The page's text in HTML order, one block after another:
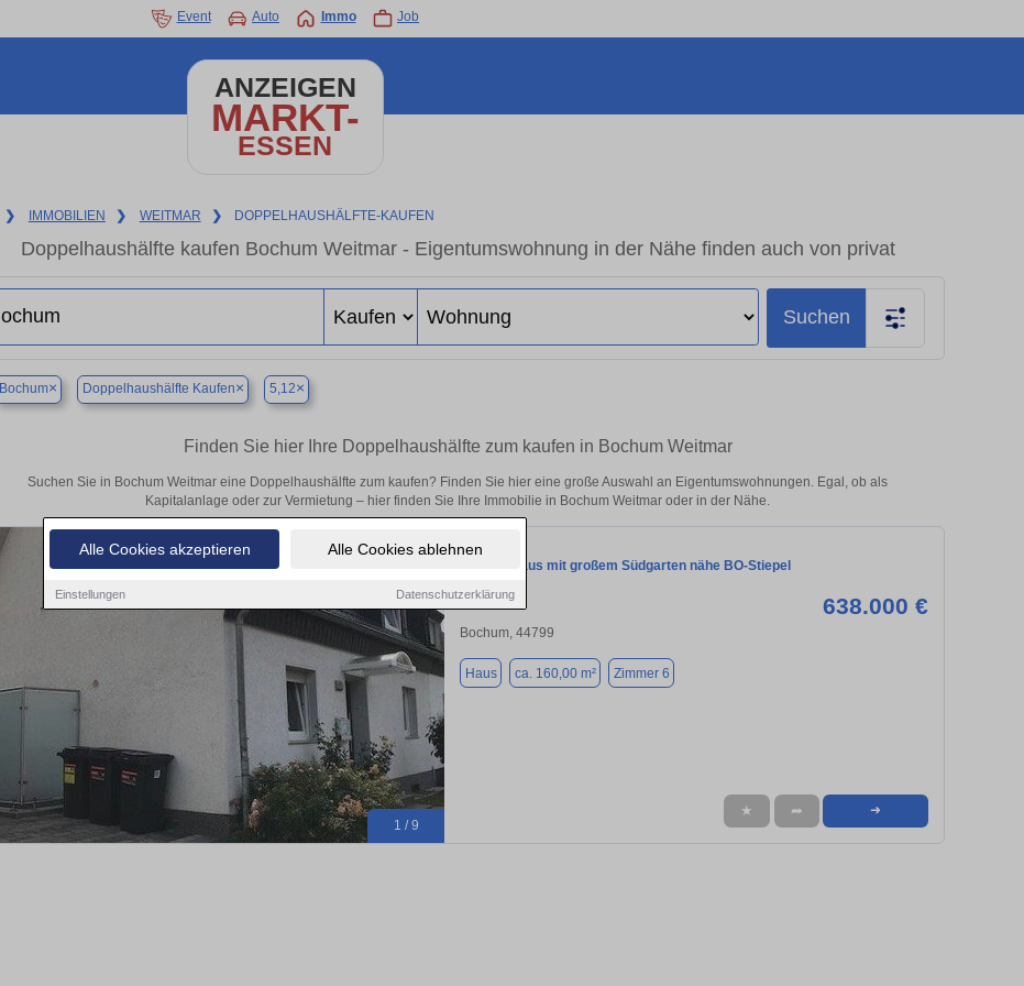
Alle Cookies akzeptieren Alle Cookies ablehnen
Einstellungen Datenschutzerklärung
Event Auto Immo Job
ANZEIGEN
MARKT-
ESSEN
❯ IMMOBILIEN ❯ WEITMAR ❯ DOPPELHAUSHÄLFTE-KAUFEN
Doppelhaushälfte kaufen Bochum Weitmar - Eigentumswohnung in der Nähe finden auch von privat
Suchen
Bochum× Doppelhaushälfte Kaufen× 5,12×
Finden Sie hier Ihre Doppelhaushälfte zum kaufen in Bochum Weitmar
Suchen Sie in Bochum Weitmar eine Doppelhaushälfte zum kaufen? Finden Sie hier eine große Auswahl an Eigentumswohnungen. Egal, ob als
Kapitalanlage oder zur Vermietung – hier finden Sie Ihre Immobilie in Bochum Weitmar oder in der Nähe.
1 / 9
Familienhaus mit großem Südgarten nähe BO-Stiepel
638.000 €
Bochum, 44799
Haus ca. 160,00 m² Zimmer 6
★ ➦ ➜